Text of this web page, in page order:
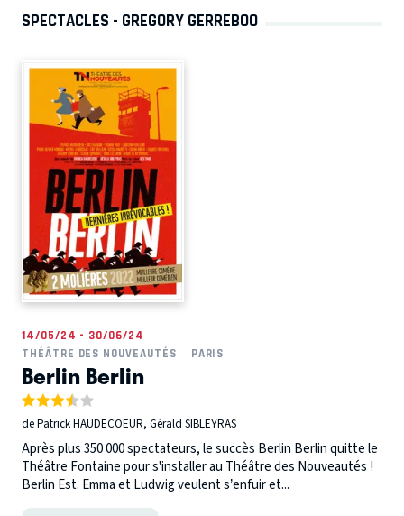
SPECTACLES - GREGORY GERREBOO
14/05/24 - 30/06/24
THÉÂTRE DES NOUVEAUTÉS
PARIS
Berlin Berlin
de Patrick HAUDECOEUR, Gérald SIBLEYRAS
Après plus 350 000 spectateurs, le succès Berlin Berlin quitte le
Théâtre Fontaine pour s'installer au Théâtre des Nouveautés !
Berlin Est. Emma et Ludwig veulent s’enfuir et...